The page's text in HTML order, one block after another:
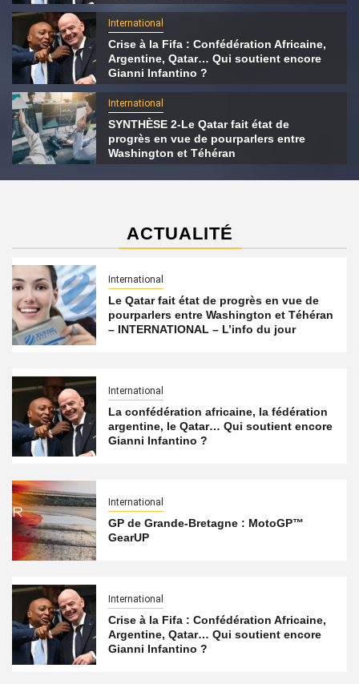
International
Crise à la Fifa : Confédération Africaine,
Argentine, Qatar… Qui soutient encore
Gianni Infantino ?
International
SYNTHÈSE 2-Le Qatar fait état de
progrès en vue de pourparlers entre
Washington et Téhéran
ACTUALITÉ
International
Le Qatar fait état de progrès en vue de
pourparlers entre Washington et Téhéran
– INTERNATIONAL – L’info du jour
International
La confédération africaine, la fédération
argentine, le Qatar… Qui soutient encore
Gianni Infantino ?
International
GP de Grande-Bretagne : MotoGP™
GearUP
International
Crise à la Fifa : Confédération Africaine,
Argentine, Qatar… Qui soutient encore
Gianni Infantino ?